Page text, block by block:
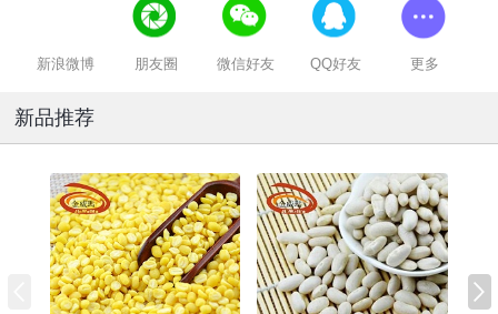
新浪微博 朋友圈 微信好友 QQ好友 更多
新品推荐